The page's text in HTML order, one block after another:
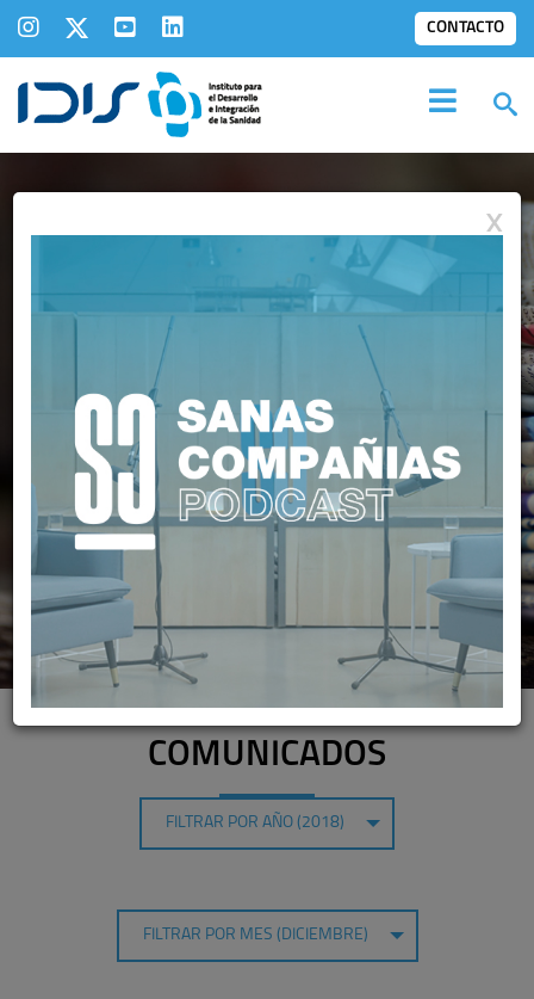
CONTACTO
SALA DEPRENSA
COMUNICADOS
FILTRAR POR AÑO (2018)
FILTRAR POR MES (DICIEMBRE)
X